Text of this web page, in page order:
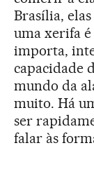
Brasília,
uma xerifa
importa,
capacidade
mundo da
muito. Há
ser
falar às